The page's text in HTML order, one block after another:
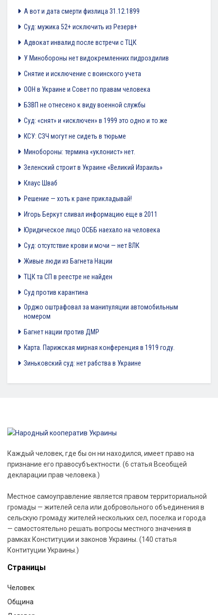
А вот и дата смерти физлица 31.12.1899
Суд: мужика 52+ исключить из Резерв+
Адвокат инвалид после встречи с ТЦК
У Минобороны нет видокремленних пидроздилив
Снятие и исключение с воинского учета
ООН в Украине и Совет по правам человека
БЗВП не отнесено к виду военной службы
Суд: «снят» и «исключен» в 1999 это одно и то же
КСУ: СЗЧ могут не сидеть в тюрьме
Минобороны: термина «уклонист» нет.
Зеленский строит в Украине «Великий Израиль»
Клаус Шваб
Решение — хоть к ране прикладывай!
Игорь Беркут сливал информацию еще в 2011
Юридическое лицо ОСББ наехало на человека
Суд: отсутствие крови и мочи — нет ВЛК
Живые люди из Багнета Нации
ТЦК та СП в реестре не найден
Суд против карантина
Орджо оштрафовал за манипуляции автомобильным
номером
Багнет нации против ДМР
Карта. Парижская мирная конференция в 1919 году.
Зиньковский суд: нет рабства в Украине
Каждый человек, где бы он ни находился, имеет право на
признание его правосубъектности. (6 статья Всеобщей
декларации прав человека.)
Местное самоуправление является правом территориальной
громады — жителей села или добровольного объединения в
сельскую громаду жителей нескольких сел, поселка и города
— самостоятельно решать вопросы местного значения в
рамках Конституции и законов Украины. (140 статья
Контитуции Украины.)
Страницы
Человек
Община